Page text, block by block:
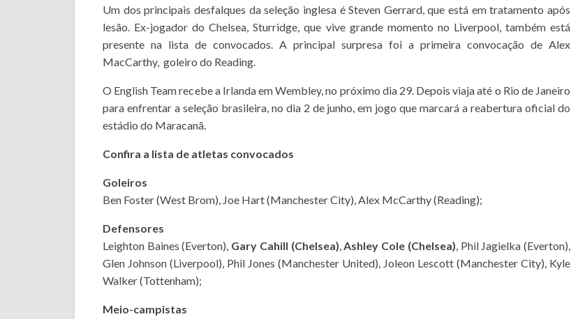
Um dos principais desfalques da seleção inglesa é Steven Gerrard, que está em tratamento após
lesão. Ex-jogador do Chelsea, Sturridge, que vive grande momento no Liverpool, também está
presente na lista de convocados. A principal surpresa foi a primeira convocação de Alex
MacCarthy, goleiro do Reading.
O English Team recebe a Irlanda em Wembley, no próximo dia 29. Depois viaja até o Rio de Janeiro
para enfrentar a seleção brasileira, no dia 2 de junho, em jogo que marcará a reabertura oficial do
estádio do Maracanã.
Confira a lista de atletas convocados
Goleiros
Ben Foster (West Brom), Joe Hart (Manchester City), Alex McCarthy (Reading);
Defensores
Leighton Baines (Everton), Gary Cahill (Chelsea),Ashley Cole (Chelsea), Phil Jagielka (Everton),
Glen Johnson (Liverpool), Phil Jones (Manchester United), Joleon Lescott (Manchester City), Kyle
Walker (Tottenham);
Meio-campistas